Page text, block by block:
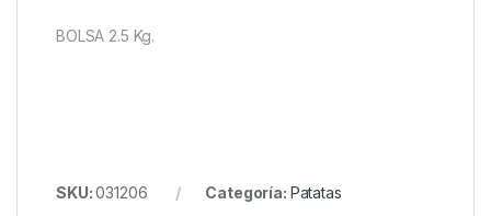
BOLSA 2.5 Kg.
SKU:031206 Categoría: Patatas